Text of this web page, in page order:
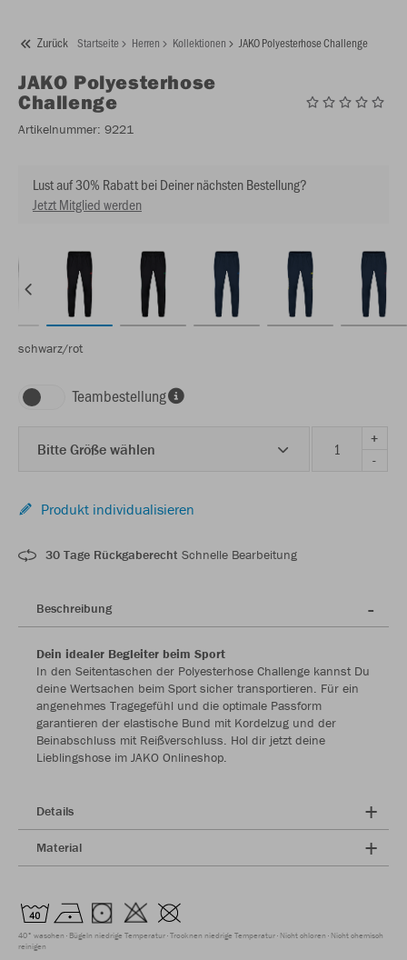
Zurück Startseite Herren Kollektionen JAKO Polyesterhose Challenge
JAKO Polyesterhose
Challenge
Artikelnummer: 9221
Lust auf 30% Rabatt bei Deiner nächsten Bestellung?
Jetzt Mitglied werden
schwarz/rot
Teambestellung
Bitte Größe wählen
+
-
Produkt individualisieren
30 Tage Rückgaberecht Schnelle Bearbeitung
Beschreibung
Dein idealer Begleiter beim Sport
In den Seitentaschen der Polyesterhose Challenge kannst Du
deine Wertsachen beim Sport sicher transportieren. Für ein
angenehmes Tragegefühl und die optimale Passform
garantieren der elastische Bund mit Kordelzug und der
Beinabschluss mit Reißverschluss. Hol dir jetzt deine
Lieblingshose im JAKO Onlineshop.
Details
Material
40° waschen Bügeln niedrige Temperatur Trocknen niedrige Temperatur Nicht chloren Nicht chemisch
reinigen